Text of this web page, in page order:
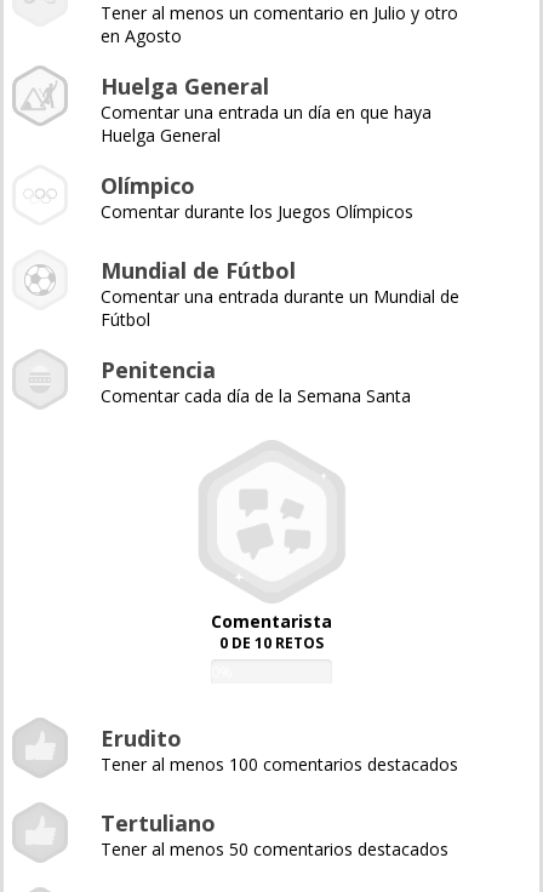
Tener al menos un comentario en Julio y otro
en Agosto
Huelga General
Comentar una entrada un día en que haya
Huelga General
Olímpico
Comentar durante los Juegos Olímpicos
Mundial de Fútbol
Comentar una entrada durante un Mundial de
Fútbol
Penitencia
Comentar cada día de la Semana Santa
Comentarista
0 DE 10 RETOS
Erudito
Tener al menos 100 comentarios destacados
Tertuliano
Tener al menos 50 comentarios destacados